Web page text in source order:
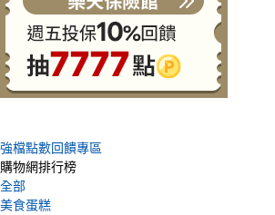
強檔點數回饋專區
購物網排行榜
全部
美食蛋糕